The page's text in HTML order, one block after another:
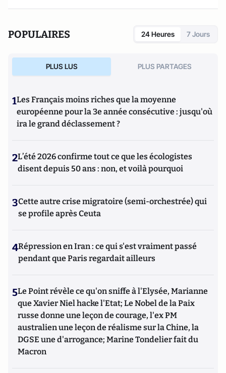
POPULAIRES 24 Heures 7 Jours
PLUS LUS PLUS PARTAGES
1Les Français moins riches que la moyenne
européenne pour la 3e année consécutive : jusqu'où
ira le grand déclassement ?
2L’été 2026 confirme tout ce que les écologistes
disent depuis 50 ans : non, et voilà pourquoi
3Cette autre crise migratoire (semi-orchestrée) qui
se profile après Ceuta
4Répression en Iran : ce qui s'est vraiment passé
pendant que Paris regardait ailleurs
5Le Point révèle ce qu'on sniffe à l'Elysée, Marianne
que Xavier Niel hacke l'Etat; Le Nobel de la Paix
russe donne une leçon de courage, l'ex PM
australien une leçon de réalisme sur la Chine, la
DGSE une d'arrogance; Marine Tondelier fait du
Macron